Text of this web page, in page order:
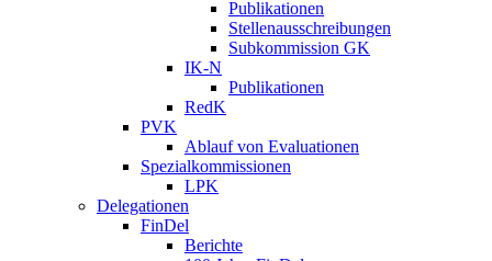
Publikationen
Stellenausschreibungen
Subkommission GK
IK-N
Publikationen
RedK
PVK
Ablauf von Evaluationen
Spezialkommissionen
LPK
Delegationen
FinDel
Berichte